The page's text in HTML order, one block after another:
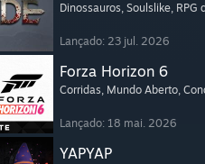
Dinossauros, Soulslike, RPG
Lançado: 23 jul. 2026
Forza Horizon 6
Corridas, Mundo Aberto,
Lançado: 18 mai. 2026
YAPYAP